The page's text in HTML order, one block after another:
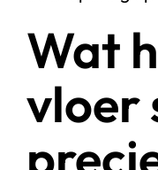
Wat
vloer